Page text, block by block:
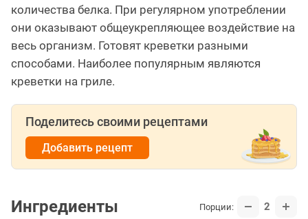
количества белка. При регулярном употреблении
они оказывают общеукрепляющее воздействие на
весь организм. Готовят креветки разными
способами. Наиболее популярным являются
креветки на гриле.
Поделитесь своими рецептами
Добавить рецепт
Ингредиенты Порции: 2